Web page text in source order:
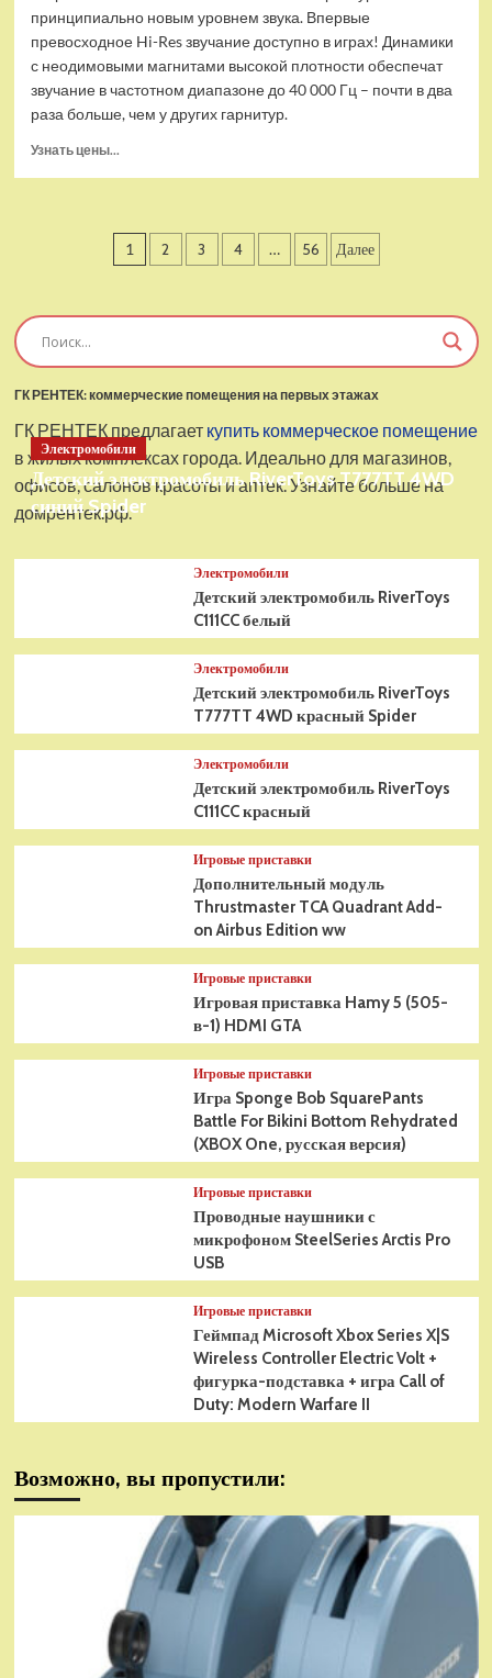
принципиально новым уровнем звука. Впервые
превосходное Hi-Res звучание доступно в играх! Динамики
с неодимовыми магнитами высокой плотности обеспечат
звучание в частотном диапазоне до 40 000 Гц – почти в два
раза больше, чем у других гарнитур.
Узнать цены...
наушники
Arctis
Пагинация
1 2 3 4 … 56 Далее
ГК РЕНТЕК: коммерческие помещения на первых этажах
ГК РЕНТЕК предлагает купить коммерческое помещение
в жилых комплексах города. Идеально для магазинов,
офисов, салонов красоты и аптек. Узнайте больше на
домрентек.рф.
Электромобили
Детский электромобиль RiverToys T777TT 4WD
синий Spider
Электромобили
Детский электромобиль RiverToys
C111CC белый
Электромобили
Детский электромобиль RiverToys
T777TT 4WD красный Spider
Электромобили
Детский электромобиль RiverToys
C111CC красный
Игровые приставки
Дополнительный модуль
Thrustmaster TCA Quadrant Add-
on Airbus Edition ww
Игровые приставки
Игровая приставка Hamy 5 (505-
в-1) HDMI GTA
Игровые приставки
Игра Sponge Bob SquarePants
Battle For Bikini Bottom Rehydrated
(XBOX One, русская версия)
Игровые приставки
Проводные наушники с
микрофоном SteelSeries Arctis Pro
USB
Игровые приставки
Геймпад Microsoft Xbox Series X|S
Wireless Controller Electric Volt +
фигурка-подставка + игра Call of
Duty: Modern Warfare II
Возможно, вы пропустили: